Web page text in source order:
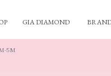
GIA DIAMOND
5M